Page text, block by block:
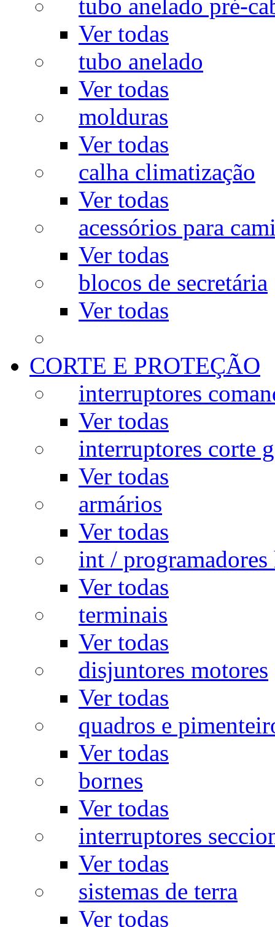
tubo anelado pré-
Ver todas
tubo anelado
Ver todas
molduras
Ver todas
calha climatização
Ver todas
acessórios para
Ver todas
blocos de secretária
Ver todas
CORTE E PROTEÇÃO
interruptores
Ver todas
interruptores corte
Ver todas
armários
Ver todas
int / programadores
Ver todas
terminais
Ver todas
disjuntores motores
Ver todas
quadros e
Ver todas
bornes
Ver todas
interruptores
Ver todas
sistemas de terra
Ver todas